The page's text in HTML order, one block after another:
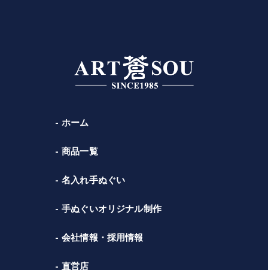
ホーム
商品一覧
名入れ手ぬぐい
手ぬぐいオリジナル制作
会社情報・採用情報
直営店